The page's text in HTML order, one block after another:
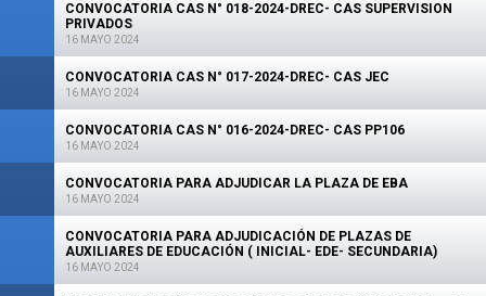
CONVOCATORIA CAS N° 018-2024-DREC- CAS SUPERVISION
PRIVADOS
16 MAYO 2024
CONVOCATORIA CAS N° 017-2024-DREC- CAS JEC
16 MAYO 2024
CONVOCATORIA CAS N° 016-2024-DREC- CAS PP106
16 MAYO 2024
CONVOCATORIA PARA ADJUDICAR LA PLAZA DE EBA
16 MAYO 2024
CONVOCATORIA PARA ADJUDICACIÓN DE PLAZAS DE
AUXILIARES DE EDUCACIÓN ( INICIAL- EDE- SECUNDARIA)
16 MAYO 2024